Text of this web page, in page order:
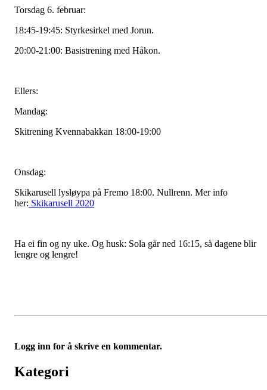
Torsdag 6. februar:
18:45-19:45: Styrkesirkel med Jorun.
20:00-21:00: Basistrening med Håkon.
Ellers:
Mandag:
Skitrening Kvennabakkan 18:00-19:00
Onsdag:
Skikarusell lysløypa på Fremo 18:00. Nullrenn. Mer info
her: Skikarusell 2020
Ha ei fin og ny uke. Og husk: Sola går ned 16:15, så dagene blir
lengre og lengre!
Logg inn for å skrive en kommentar.
Kategori